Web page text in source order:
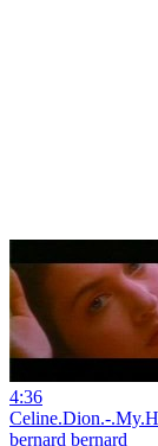
4:36
Celine.Dion.-
bernard bernard